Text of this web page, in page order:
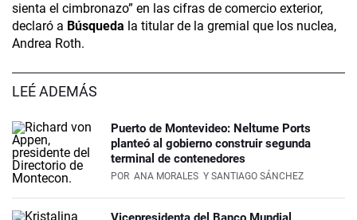
sienta el cimbronazo” en las cifras de comercio exterior,
declaró a Búsqueda la titular de la gremial que los nuclea,
Andrea Roth.
LEÉ ADEMÁS
Puerto de Montevideo: Neltume Ports
planteó al gobierno construir segunda
terminal de contenedores
POR ANA MORALES Y SANTIAGO SÁNCHEZ